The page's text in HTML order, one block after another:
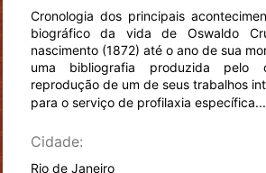
Cronologia dos principais
biográfico da vida de Oswaldo
nascimento (1872) até o ano de sua
uma bibliografia produzida pelo
reprodução de um de seus trabalhos
para o serviço de profilaxia específica...
Cidade:
Rio de Janeiro